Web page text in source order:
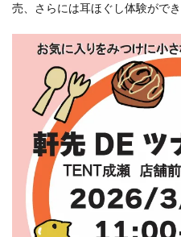
売、さらには耳ほぐし体験がで